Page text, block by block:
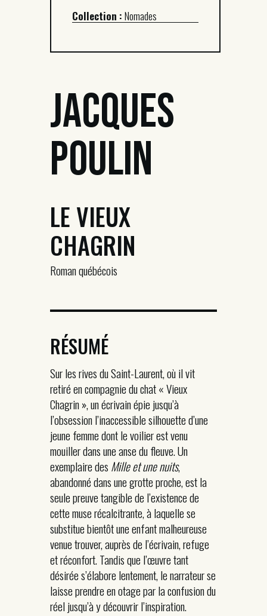
Collection :Nomades
Jacques
Poulin
LE VIEUX
CHAGRIN
Roman québécois
RÉSUMÉ
Sur les rives du Saint-Laurent, où il vit
retiré en compagnie du chat « Vieux
Chagrin », un écrivain épie jusqu’à
l’obsession l’inaccessible silhouette d’une
jeune femme dont le voilier est venu
mouiller dans une anse du fleuve. Un
exemplaire des Mille et une nuits,
abandonné dans une grotte proche, est la
seule preuve tangible de l’existence de
cette muse récalcitrante, à laquelle se
substitue bientôt une enfant malheureuse
venue trouver, auprès de l’écrivain, refuge
et réconfort. Tandis que l’œuvre tant
désirée s’élabore lentement, le narrateur se
laisse prendre en otage par la confusion du
réel jusqu’à y découvrir l’inspiration.